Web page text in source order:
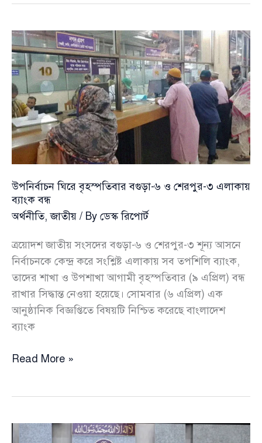
চালু
টেকনাফ
স্থলবন্দর
উপনির্বাচন ঘিরে বৃহস্পতিবার বগুড়া-৬ ও শেরপুর-৩ এলাকায়
ব্যাংক বন্ধ
অর্থনীতি,জাতীয় / By ডেস্ক রিপোর্ট
ত্রয়োদশ জাতীয় সংসদের বগুড়া-৬ ও শেরপুর-৩ শূন্য আসনে
নির্বাচনকে কেন্দ্র করে সংশ্লিষ্ট এলাকায় সব তপশিলি ব্যাংক,
তাদের শাখা ও উপশাখা আগামী বৃহস্পতিবার (৯ এপ্রিল) বন্ধ
রাখার সিদ্ধান্ত নেওয়া হয়েছে। সোমবার (৬ এপ্রিল) এক
আনুষ্ঠানিক বিজ্ঞপ্তিতে বিষয়টি নিশ্চিত করেছে বাংলাদেশ
ব্যাংক
উপনির্বাচন
ও
শেরপুর-৩
Read More »